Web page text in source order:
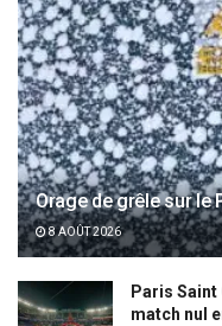
Orage de grêle sur le
8 AOÛT 2026
Paris
match nul